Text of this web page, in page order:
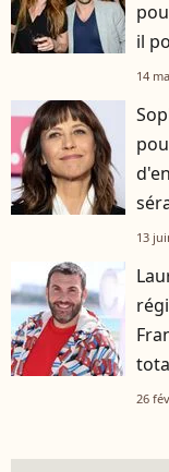
il
14
13
26